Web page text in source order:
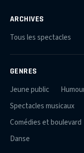
ARCHIVES
Tous les spectacles
GENRES
Jeune public
Spectacles musicaux
Comédies et boulevard
Danse